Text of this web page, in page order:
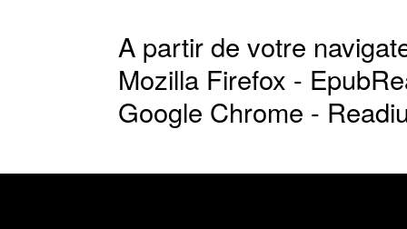
A partir de votre
Mozilla Firefox -
Google Chrome -